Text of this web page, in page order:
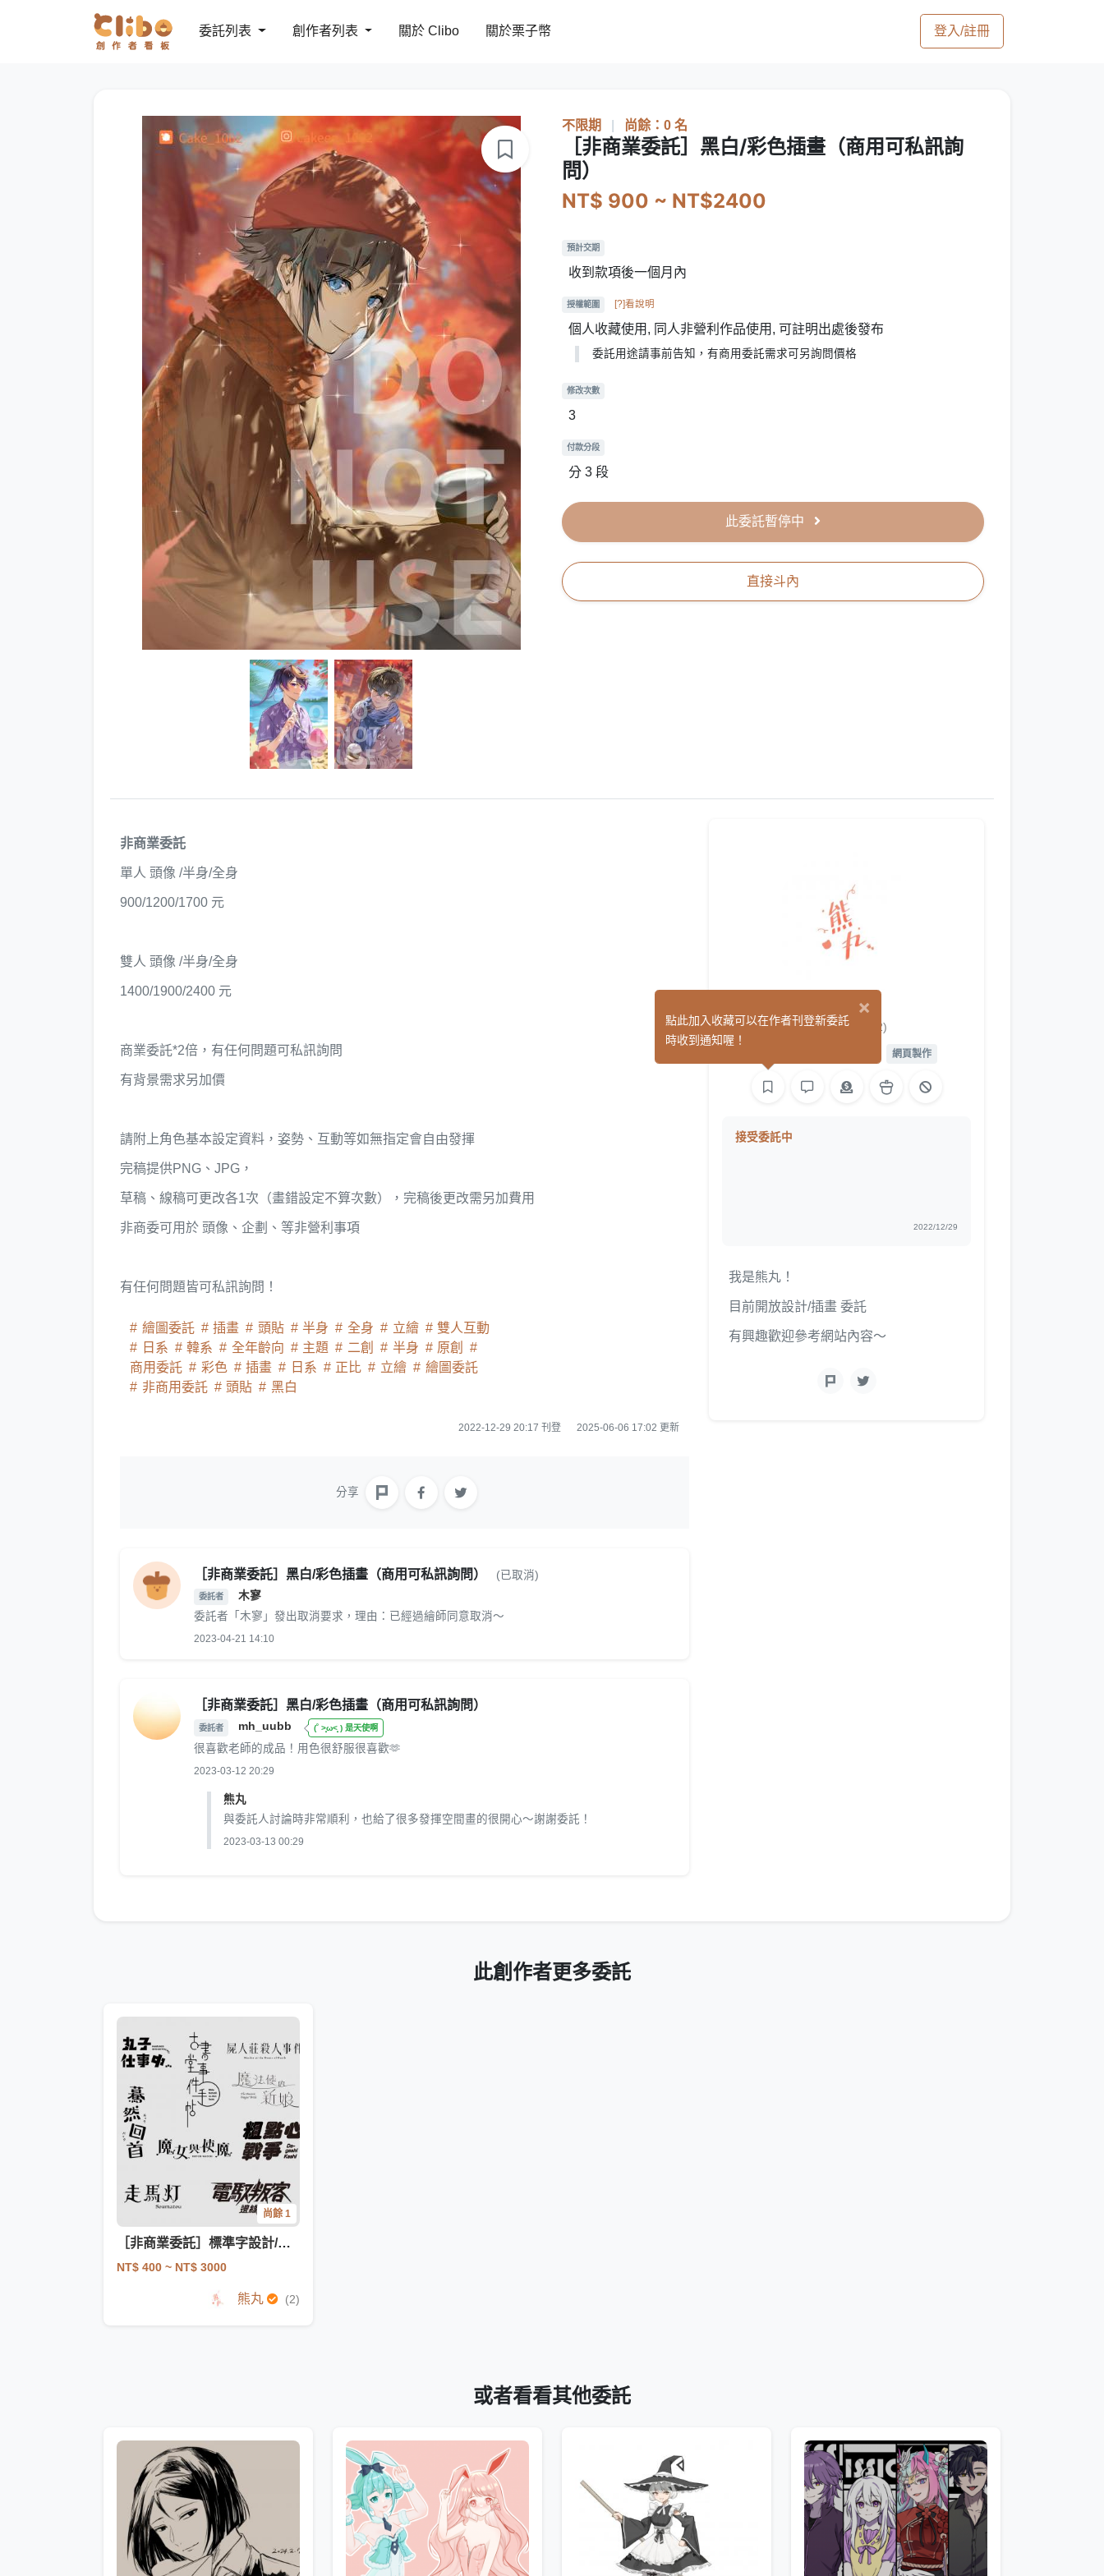
委託列表 創作者列表 關於 Clibo 關於栗子幣 登入/註冊
不限期 尚餘：0 名
［非商業委託］黑白/彩色插畫（商用可私訊詢
問）
NT$ 900 ~ NT$2400
預計交期
收到款項後一個月內
授權範圍 [?]看說明
個人收藏使用, 同人非營利作品使用, 可註明出處後發布
委託用途請事前告知，有商用委託需求可另詢問價格
修改次數
3
付款分段
分 3 段
此委託暫停中
直接斗內
非商業委託
單人 頭像 /半身/全身
900/1200/1700 元
雙人 頭像 /半身/全身
1400/1900/2400 元
商業委託*2倍，有任何問題可私訊詢問
有背景需求另加價
請附上角色基本設定資料，姿勢、互動等如無指定會自由發揮
完稿提供PNG、JPG，
草稿、線稿可更改各1次（畫錯設定不算次數），完稿後更改需另加費用
非商委可用於 頭像、企劃、等非營利事項
有任何問題皆可私訊詢問！
繪圖委託 插畫 頭貼 半身 全身 立繪
雙人互動
日系
韓系 全年齡向 主題 二創 半身
原創
商用委託
彩色 插畫 日系 正比 立繪
繪圖委託
非商用委託
頭貼 黑白
2022-12-29 20:17 刊登 2025-06-06 17:02 更新
分享
［非商業委託］黑白/彩色插畫（商用可私訊詢問） (已取消)
委託者
木寥
委託者「木寥」發出取消要求，理由：已經過繪師同意取消～
2023-04-21 14:10
［非商業委託］黑白/彩色插畫（商用可私訊詢問）
委託者 mh_uubb (˚ ˃̣̣̥ω˂̣̣̥ ) 是天使啊
很喜歡老師的成品！用色很舒服很喜歡🫶
2023-03-12 20:29
熊丸
與委託人討論時非常順利，也給了很多發揮空間畫的很開心～謝謝委託！
2023-03-13 00:29
熊丸 (2)
網頁製作
接受委託中
2022/12/29
我是熊丸！
目前開放設計/插畫 委託
有興趣歡迎參考網站內容～
此創作者更多委託
尚餘 1
［非商業委託］標準字設計/書籍封面設計（商用可私訊詢問
NT$ 400 ~ NT$ 3000
熊丸 (2)
或者看看其他委託
×
點此加入收藏可以在作者刊登新委託
時收到通知喔！